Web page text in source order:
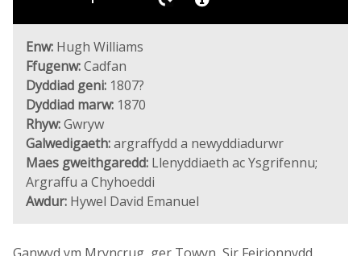
Enw: Hugh Williams
Ffugenw:Cadfan
Dyddiad geni: 1807?
Dyddiad marw: 1870
Rhyw:Gwryw
Galwedigaeth:argraffydd a newyddiadurwr
Maes gweithgaredd: Llenyddiaeth ac Ysgrifennu;
Argraffu a Chyhoeddi
Awdur: Hywel David Emanuel